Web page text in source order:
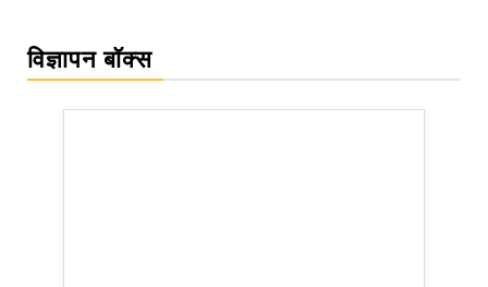
विज्ञापन बॉक्स